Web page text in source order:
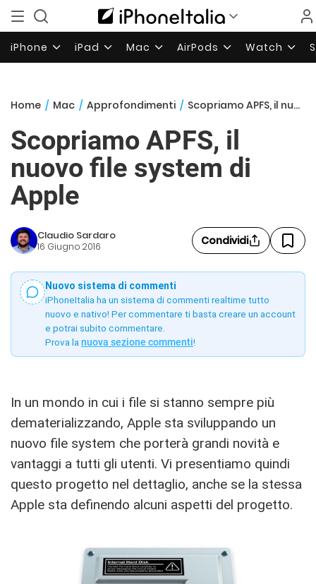
iPhone iPad Mac AirPods Watch
Home / Mac / Approfondimenti / Scopriamo APFS, il nuovo file system di Apple
Scopriamo APFS, il
nuovo file system di
Apple
Claudio Sardaro
16 Giugno 2016 Condividi
Nuovo sistema di commenti
iPhoneItalia ha un sistema di commenti realtime tutto
nuovo e nativo! Per commentare ti basta creare un account
e potrai subito commentare.
Prova la nuova sezione commenti!
In un mondo in cui i file si stanno sempre più
dematerializzando, Apple sta sviluppando un
nuovo file system che porterà grandi novità e
vantaggi a tutti gli utenti. Vi presentiamo quindi
questo progetto nel dettaglio, anche se la stessa
Apple sta definendo alcuni aspetti del progetto.